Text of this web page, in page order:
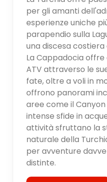
per gli amanti
esperienze uniche
parapendio sulla
una discesa
La Cappadocia
ATV attraverso le
fate, oltre a voli in
offrono panorami
aree come il
intense sfide in
attività sfruttano la
naturale della
per avventure
distinte.